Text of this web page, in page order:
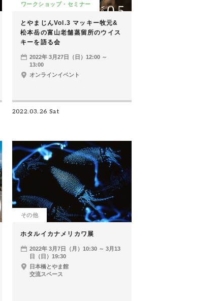
ワークショップ・セミナー
とやまじんVol.3 マッキー牧元&
松本岳の富山老舗蒸留所のウイス
キーを語る会
2022年 3月27日（日）12:00 ～
13:00
オンラインイベント
2022.03.26 Sat
その他
ホタルイカナメリカワ展
2022年 3月7日（月）10:30 ～ 3月13
日（日）19:30
日本橋とやま館
交流スペース